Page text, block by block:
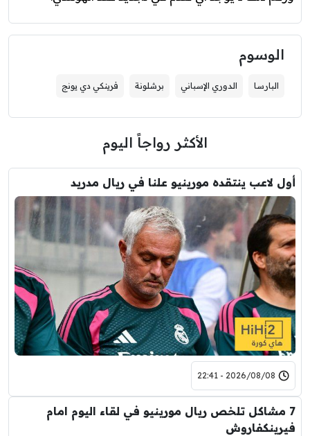
الوسوم
البارسا الدوري الإسباني برشلونة فرينكي دي يونج
الأكثر رواجاً اليوم
أول لاعب ينتقده مورينيو علنا في ريال مدريد
2026/08/08 - 22:41
7 مشاكل تلخص ريال مورينيو في لقاء اليوم امام
فيرينكفاروش